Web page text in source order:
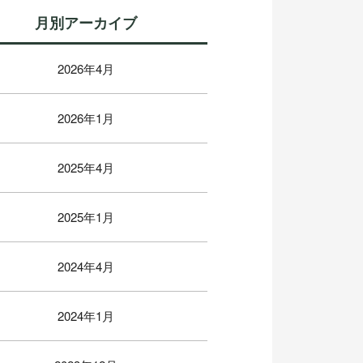
月別アーカイブ
2026年4月
2026年1月
2025年4月
2025年1月
2024年4月
2024年1月